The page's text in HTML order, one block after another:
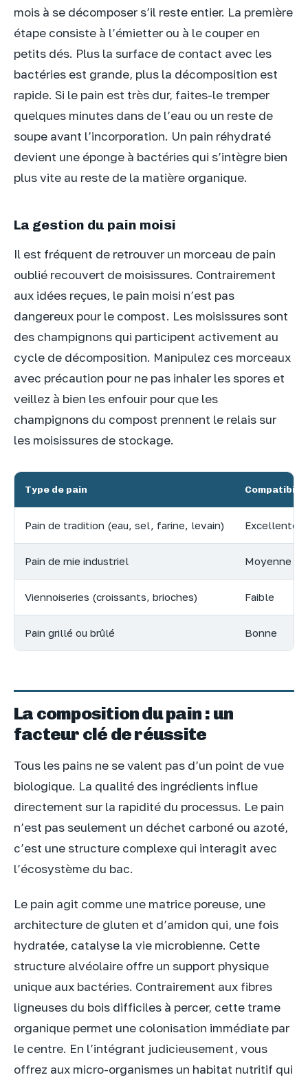
mois à se décomposer s’il reste entier. La première
étape consiste à l’émietter ou à le couper en
petits dés. Plus la surface de contact avec les
bactéries est grande, plus la décomposition est
rapide. Si le pain est très dur, faites-le tremper
quelques minutes dans de l’eau ou un reste de
soupe avant l’incorporation. Un pain réhydraté
devient une éponge à bactéries qui s’intègre bien
plus vite au reste de la matière organique.
La gestion du pain moisi
Il est fréquent de retrouver un morceau de pain
oublié recouvert de moisissures. Contrairement
aux idées reçues, le pain moisi n’est pas
dangereux pour le compost. Les moisissures sont
des champignons qui participent activement au
cycle de décomposition. Manipulez ces morceaux
avec précaution pour ne pas inhaler les spores et
veillez à bien les enfouir pour que les
champignons du compost prennent le relais sur
les moisissures de stockage.
Type de pain
Pain de tradition (eau, sel, farine, levain) Excellente
Pain de mie industriel Moyenne
Viennoiseries (croissants, brioches) Faible
Pain grillé ou brûlé Bonne
La composition du pain : un
facteur clé de réussite
Tous les pains ne se valent pas d’un point de vue
biologique. La qualité des ingrédients influe
directement sur la rapidité du processus. Le pain
n’est pas seulement un déchet carboné ou azoté,
c’est une structure complexe qui interagit avec
l’écosystème du bac.
Le pain agit comme une matrice poreuse, une
architecture de gluten et d’amidon qui, une fois
hydratée, catalyse la vie microbienne. Cette
structure alvéolaire offre un support physique
unique aux bactéries. Contrairement aux fibres
ligneuses du bois difficiles à percer, cette trame
organique permet une colonisation immédiate par
le centre. En l’intégrant judicieusement, vous
offrez aux micro-organismes un habitat nutritif qui